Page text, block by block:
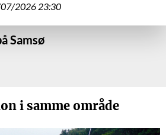
2026 23:30
Samsø
i samme område